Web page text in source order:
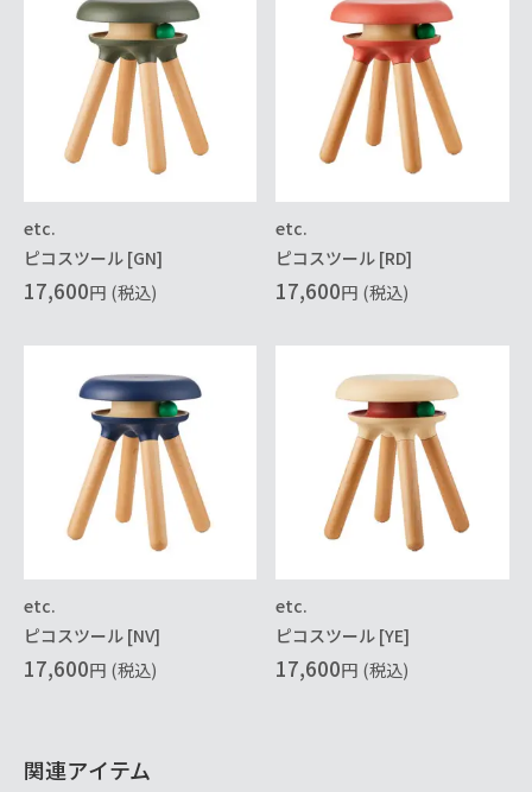
etc.
ピコスツール [GN]
17,600円 (税込)
etc.
ピコスツール [RD]
17,600円 (税込)
etc.
ピコスツール [NV]
17,600円 (税込)
etc.
ピコスツール [YE]
17,600円 (税込)
関連アイテム